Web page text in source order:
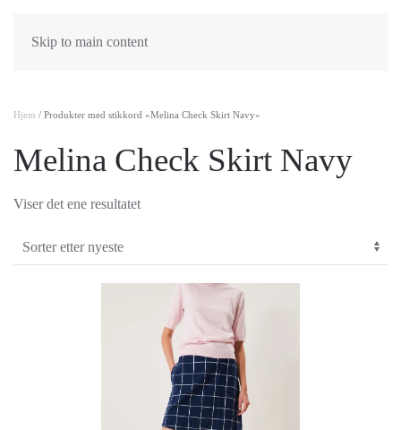
Skip to main content
Hjem / Produkter med stikkord «Melina Check Skirt Navy»
Melina Check Skirt Navy
Viser det ene resultatet